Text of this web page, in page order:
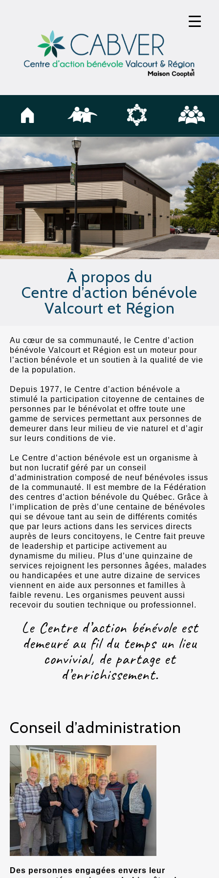
À propos du
Centre d’action bénévole
Valcourt et Région
Au cœur de sa communauté, le Centre d’action
bénévole Valcourt et Région est un moteur pour
l’action bénévole et un soutien à la qualité de vie
de la population.
Depuis 1977, le Centre d’action bénévole a
stimulé la participation citoyenne de centaines de
personnes par le bénévolat et offre toute une
gamme de services permettant aux personnes de
demeurer dans leur milieu de vie naturel et d’agir
sur leurs conditions de vie.
Le Centre d’action bénévole est un organisme à
but non lucratif géré par un conseil
d’administration composé de neuf bénévoles issus
de la communauté. Il est membre de la Fédération
des centres d’action bénévole du Québec. Grâce à
l’implication de près d’une centaine de bénévoles
qui se dévoue tant au sein de différents comités
que par leurs actions dans les services directs
auprès de leurs concitoyens, le Centre fait preuve
de leadership et participe activement au
dynamisme du milieu. Plus d’une quinzaine de
services rejoignent les personnes âgées, malades
ou handicapées et une autre dizaine de services
viennent en aide aux personnes et familles à
faible revenu. Les organismes peuvent aussi
recevoir du soutien technique ou professionnel.
Le Centre d’action bénévole est
demeuré au fil du temps un lieu
convivial, de partage et
d’enrichissement.
Conseil d’administration
Des personnes engagées envers leur